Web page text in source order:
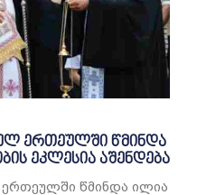
ერთეულში წმინდა
ეკლესია აშენდება
წმინდა ილია